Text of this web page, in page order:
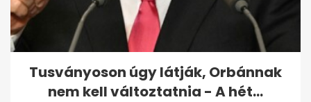
Kate Middleton különleges
ajándékot kapott Károly
királytól
Tusványoson úgy látják, Orbánnak
nem kell változtatnia - A hét...